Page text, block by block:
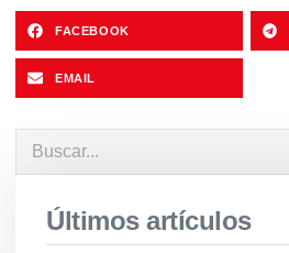
FACEBOOK
EMAIL
Últimos artículos